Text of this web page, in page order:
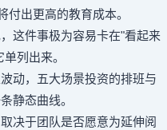
付出更高的教育成本。
这件事极为容易卡在"看起来
列出来。
动，五大场景投资的排班与
静态曲线。
决于团队是否愿意为延伸阅